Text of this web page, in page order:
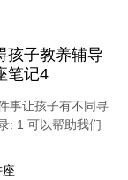
孩子教养辅导
笔记4
事让孩子有不同寻
: 1 可以帮助我们